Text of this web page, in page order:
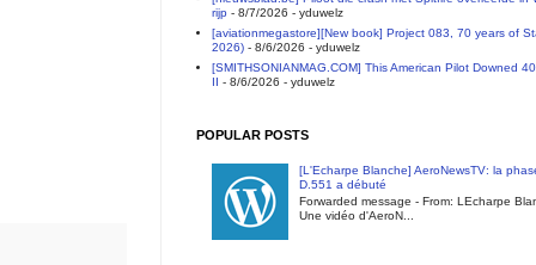
rijp- 8/7/2026 - yduwelz
[aviationmegastore][New book] Project 083, 70 years of
2026)- 8/6/2026 - yduwelz
[SMITHSONIANMAG.COM] This American Pilot Downed
II - 8/6/2026 - yduwelz
POPULAR POSTS
[L'Echarpe Blanche] AeroNewsTV: la
D.551 a débuté
Forwarded message - From: LEcharpe
Une vidéo d'AeroN...